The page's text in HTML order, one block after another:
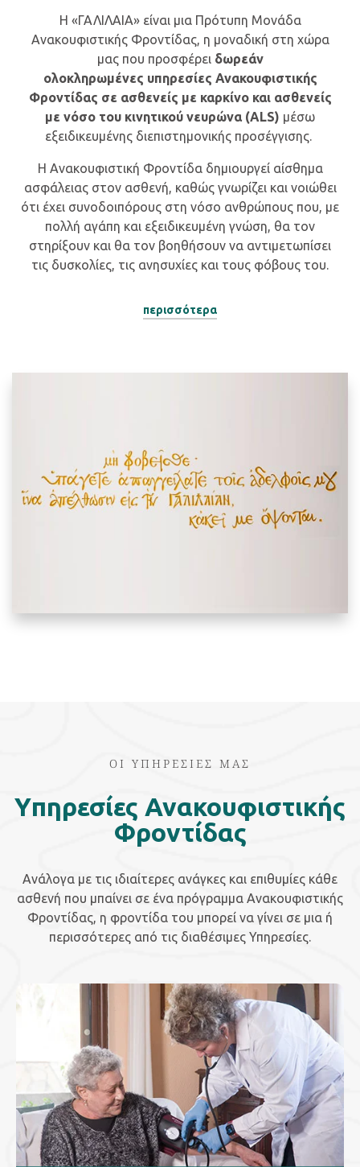
H «ΓΑΛΙΛΑΙΑ» είναι μια Πρότυπη Μονάδα
Ανακουφιστικής Φροντίδας, η μοναδική στη χώρα
μας που προσφέρει δωρεάν
ολοκληρωμένες υπηρεσίες Ανακουφιστικής
Φροντίδας σε ασθενείς με καρκίνο και ασθενείς
με νόσο του κινητικού νευρώνα (ALS) μέσω
εξειδικευμένης διεπιστημονικής προσέγγισης.
Η Ανακουφιστική Φροντίδα δημιουργεί αίσθημα
ασφάλειας στον ασθενή, καθώς γνωρίζει και νοιώθει
ότι έχει συνοδοιπόρους στη νόσο ανθρώπους που, με
πολλή αγάπη και εξειδικευμένη γνώση, θα τον
στηρίξουν και θα τον βοηθήσουν να αντιμετωπίσει
τις δυσκολίες, τις ανησυχίες και τους φόβους του.
περισσότερα
OI YΠΗΡΕΣΙΕΣ ΜΑΣ
Yπηρεσίες Ανακουφιστικής
Φροντίδας
Ανάλογα με τις ιδιαίτερες ανάγκες και επιθυμίες κάθε
ασθενή που μπαίνει σε ένα πρόγραμμα Ανακουφιστικής
Φροντίδας, η φροντίδα του μπορεί να γίνει σε μια ή
περισσότερες από τις διαθέσιμες Υπηρεσίες.